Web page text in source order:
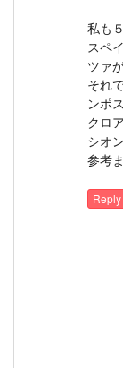
私も
スペ
ツァ
それ
ンポ
クロ
シオ
参考
Reply